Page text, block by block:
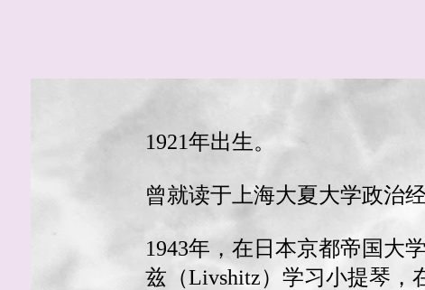
1921年出生。
曾就读于上海大夏大学政治经
1943年，在日本京都帝国大
兹（Livshitz）学习小提琴，